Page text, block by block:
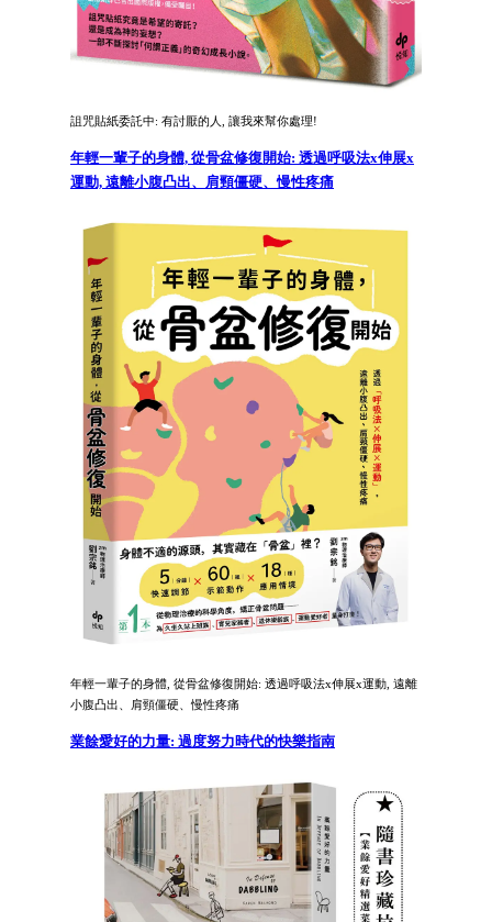
詛咒貼紙委託中: 有討厭的人, 讓我來幫你處理!
年輕一輩子的身體, 從骨盆修復開始: 透過呼吸法x伸展x
運動, 遠離小腹凸出、肩頸僵硬、慢性疼痛
年輕一輩子的身體, 從骨盆修復開始: 透過呼吸法x伸展x運動, 遠離
小腹凸出、肩頸僵硬、慢性疼痛
業餘愛好的力量: 過度努力時代的快樂指南